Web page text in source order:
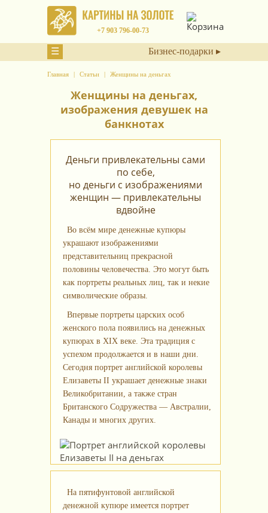
+7 903 796-00-73
☰ Бизнес-подарки ▸
Главная Статьи Женщины на деньгах
Женщины на деньгах,
изображения девушек на
банкнотах
Деньги привлекательны сами
по себе,
но деньги с изображениями
женщин — привлекательны
вдвойне
Во всём мире денежные купюры
украшают изображениями
представительниц прекрасной
половины человечества. Это могут быть
как портреты реальных лиц, так и некие
символические образы.
Впервые портреты царских особ
женского пола появились на денежных
купюрах в XIX веке. Эта традиция с
успехом продолжается и в наши дни.
Сегодня портрет английской королевы
Елизаветы II украшает денежные знаки
Великобритании, а также стран
Британского Содружества — Австралии,
Канады и многих других.
На пятифунтовой английской
денежной купюре имеется портрет